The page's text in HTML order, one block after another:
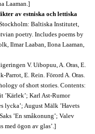
Laaman.]
av estniska och lettiska
Baltiska Institutet,
poetry. Includes poems by
Ilmar Laaban, Ilona Laaman,
V. Uibopuu, A. Oras, E.
Parrot, E. Rein. Förord A. Oras.
of short stories. Contents:
’Kärlek’; Karl Ast-Rumor
lycka’; August Mälk ’Havets
’En småkonung’; Valev
med ögon av glas’.]